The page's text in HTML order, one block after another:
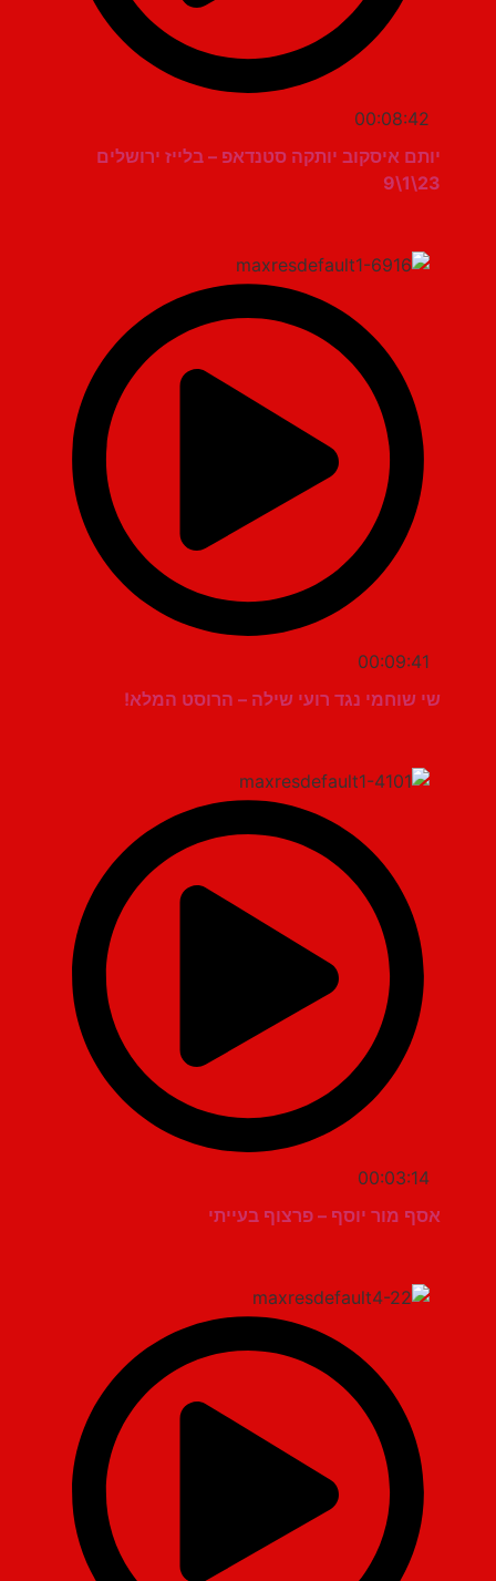
00:08:42
יותם איסקוב יותקה סטנדאפ – בלייז ירושלים
00:09:41
שי שוחמי נגד רועי שילה – הרוסט המלא!
00:03:14
אסף מור יוסף – פרצוף בעייתי